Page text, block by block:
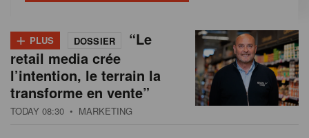
+ PLUS DOSSIER
“Le
retail media crée
l’intention, le terrain la
transforme en vente”
TODAY 08:30 • MARKETING